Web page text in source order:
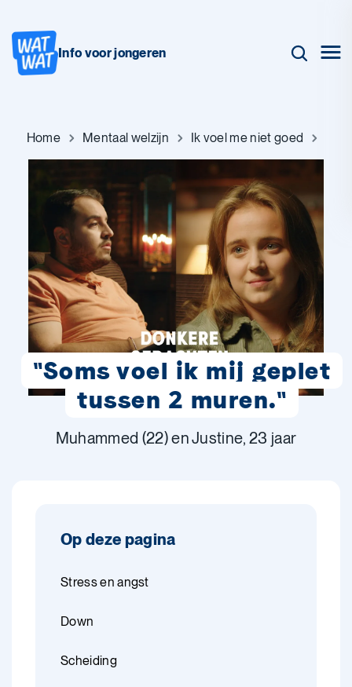
Info voor jongeren
Home Mentaal welzijn Ik voel me niet goed
"Soms voel ik mij geplet
tussen 2 muren."
Muhammed (22) en Justine, 23 jaar
Op deze pagina
Stress en angst
Down
Scheiding